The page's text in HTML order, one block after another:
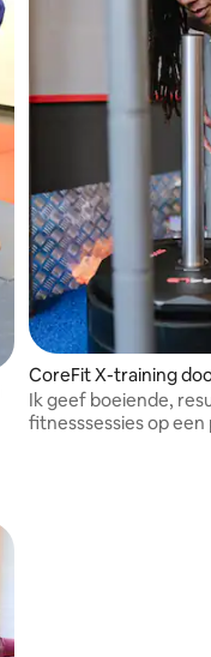
CoreFit X-training
Ik geef boeiende,
fitnesssessies op een